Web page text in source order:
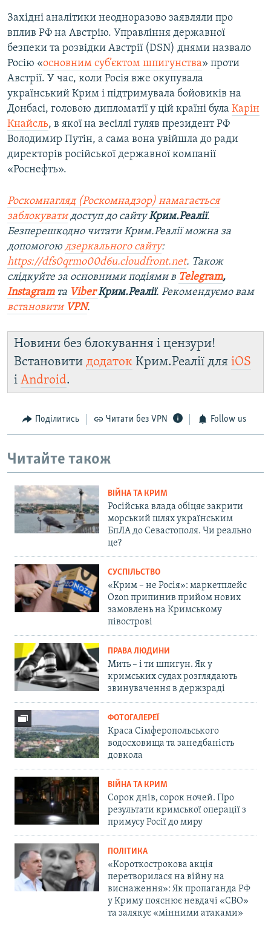
Західні аналітики неодноразово заявляли про
вплив РФ на Австрію. Управління державної
безпеки та розвідки Австрії (DSN) днями назвало
Росію «основним суб’єктом шпигунства» проти
Австрії. У час, коли Росія вже окупувала
український Крим і підтримувала бойовиків на
Донбасі, головою дипломатії у цій країні була Карін
Кнайсль, в якої на весіллі гуляв президент РФ
Володимир Путін, а сама вона увійшла до ради
директорів російської державної компанії
«Роснефть».
Роскомнагляд (Роскомнадзор) намагається
заблокуватидоступ до сайтуКрим.Реалії.
Безперешкодно читати Крим.Реалії можна за
допомогою дзеркального сайту:
https://dfs0qrmo00d6u.cloudfront.net. Також
слідкуйте за основними подіями в Telegram,
Instagramта ViberКрим.Реалії. Рекомендуємо вам
встановити VPN.
Новини без блокування і цензури!
Встановити додаток Крим.Реалії для iOS
і Android.
Поділитись Читати без VPN Follow us
Читайте також
ВІЙНА ТА КРИМ
Російська влада обіцяє закрити
морський шлях українським
БпЛА до Севастополя. Чи реально
це?
СУСПІЛЬСТВО
«Крим – не Росія»: маркетплейс
Ozon припинив прийом нових
замовлень на Кримському
півострові
ПРАВА ЛЮДИНИ
Мить – і ти шпигун. Як у
кримських судах розглядають
звинувачення в держзраді
ФОТОГАЛЕРЕЇ
Краса Сімферопольського
водосховища та занедбаність
довкола
ВІЙНА ТА КРИМ
Сорок днів, сорок ночей. Про
результати кримської операції з
примусу Росії до миру
ПОЛІТИКА
«Короткострокова акція
перетворилася на війну на
виснаження»: Як пропаганда РФ
у Криму пояснює невдачі «СВО»
та залякує «мінними атаками»